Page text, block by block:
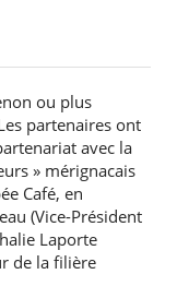
ou plus
partenaires ont
avec la
» mérignacais
Café, en
(Vice-Président
Laporte
de la filière